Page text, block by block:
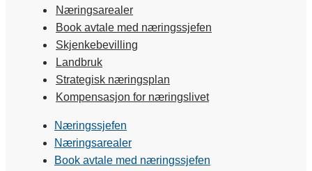
Næringsarealer
Book avtale med næringssjefen
Skjenkebevilling
Landbruk
Strategisk næringsplan
Kompensasjon for næringslivet
Næringssjefen
Næringsarealer
Book avtale med næringssjefen